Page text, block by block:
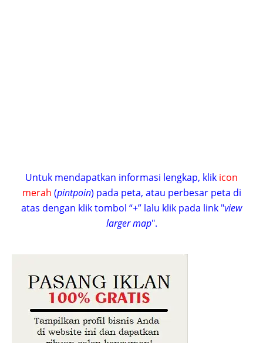
Untuk mendapatkan informasi lengkap, klik icon
merah (pintpoin) pada peta, atau perbesar peta di
atas dengan klik tombol “+” lalu klik pada link "view
larger map".